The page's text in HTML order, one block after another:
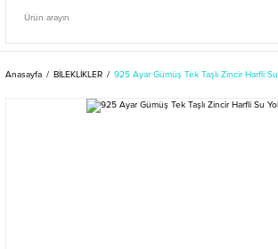
Anasayfa BİLEKLİKLER 925 Ayar Gümüş Tek Taşlı Zincir Harfli